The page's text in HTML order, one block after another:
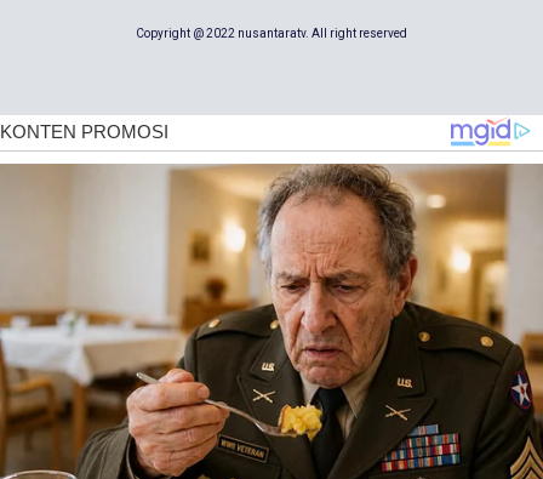
Copyright @ 2022 nusantaratv. All right reserved